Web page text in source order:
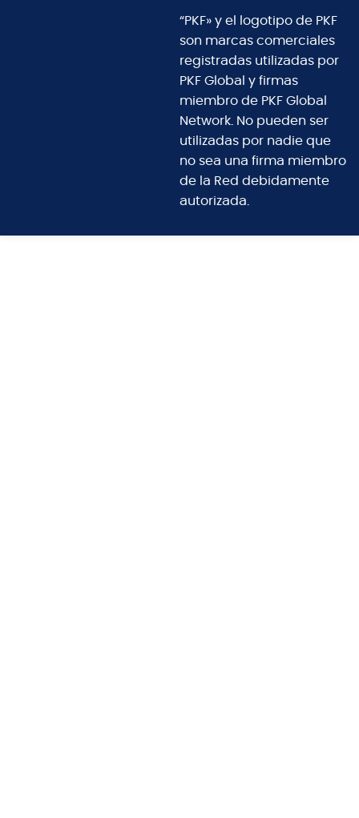
“PKF» y el logotipo de PKF
son marcas comerciales
registradas utilizadas por
PKF Global y firmas
miembro de PKF Global
Network. No pueden ser
utilizadas por nadie que
no sea una firma miembro
de la Red debidamente
autorizada.